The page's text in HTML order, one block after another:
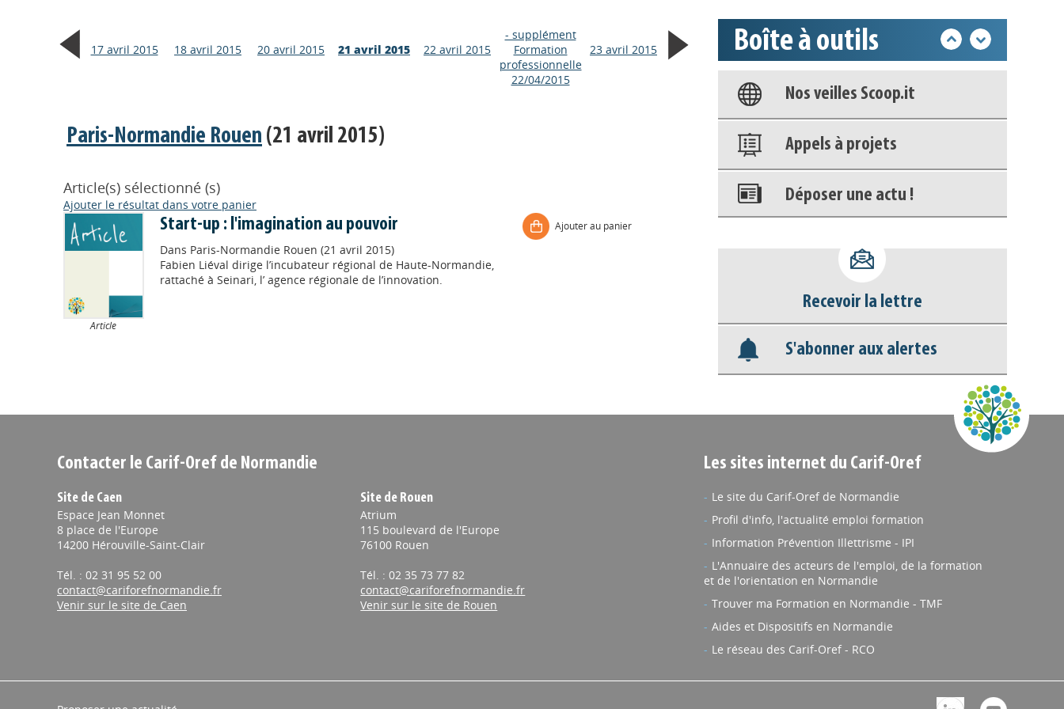
17 avril 2015 18 avril 2015 20 avril 2015 21 avril 2015 22 avril 2015
- supplément
Formation
professionnelle
22/04/2015
23 avril 2015
Paris-Normandie Rouen (21 avril 2015)
Article(s) sélectionné (s)
Ajouter le résultat dans votre panier
Article
Start-up : l'imagination au pouvoir
Dans Paris-Normandie Rouen (21 avril 2015)
Fabien Liéval dirige l’incubateur régional de Haute-Normandie,
rattaché à Seinari, l’ agence régionale de l’innovation.
Ajouter au panier
Boîte à outils
Base documentaire
Nos veilles Scoop.it
Appels à projets
Déposer une actu !
déconnecter)
Base documentaire
Nos veilles Scoop.it
Recevoir la lettre
S'abonner aux alertes
Contacter le Carif-Oref de Normandie
Site de Caen
Espace Jean Monnet
8 place de l'Europe
14200 Hérouville-Saint-Clair
Tél. : 02 31 95 52 00
contact@cariforefnormandie.fr
Venir sur le site de Caen
Site de Rouen
Atrium
115 boulevard de l'Europe
76100 Rouen
Tél. : 02 35 73 77 82
contact@cariforefnormandie.fr
Venir sur le site de Rouen
Les sites internet du Carif-Oref
Le site du Carif-Oref de Normandie
Profil d'info, l'actualité emploi formation
Information Prévention Illettrisme - IPI
L'Annuaire des acteurs de l'emploi, de la formation
et de l'orientation en Normandie
Trouver ma Formation en Normandie - TMF
Aides et Dispositifs en Normandie
Le réseau des Carif-Oref - RCO